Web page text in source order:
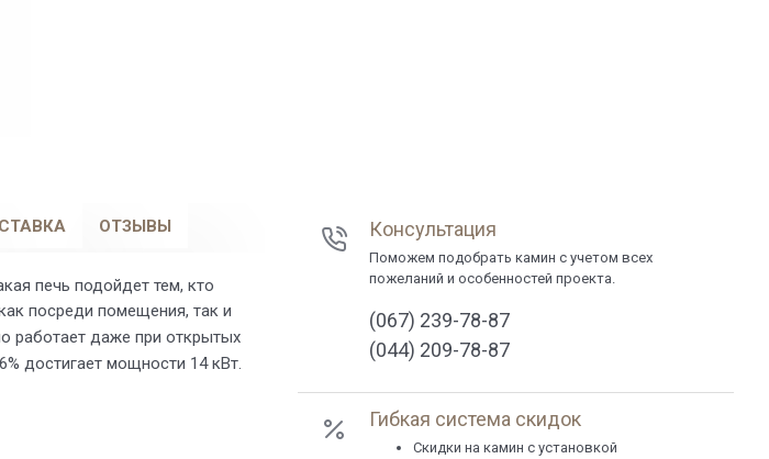
ОТЗЫВЫ
печь подойдет тем, кто
посреди помещения, так и
работает даже при открытых
достигает мощности 14 кВт.
Консультация
Поможем подобрать камин с учетом всех
пожеланий и особенностей проекта.
(067) 239-78-87
(044) 209-78-87
Гибкая система скидок
Cкидки на камин с установкой